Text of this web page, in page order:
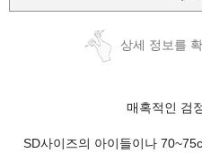
상세 정보를
매혹적인 검
SD사이즈의 아이들이나